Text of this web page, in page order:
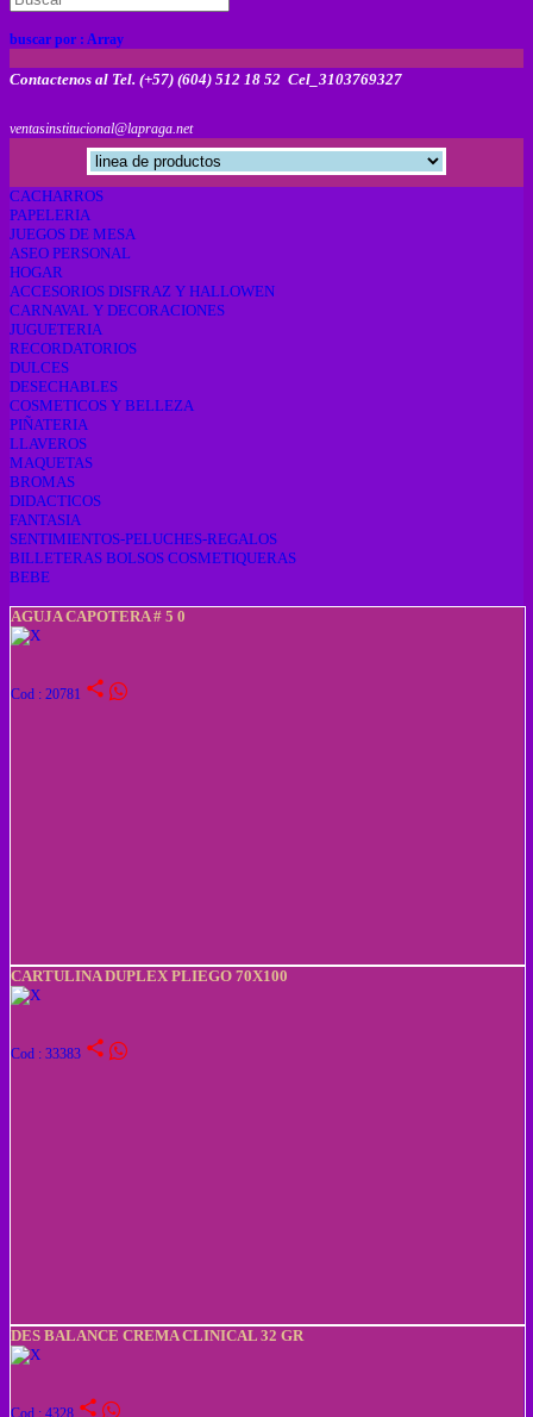
buscar por : Array
Contactenos al Tel. (+57) (604) 512 18 52 Cel_3103769327
ventasinstitucional@lapraga.net
CACHARROS
PAPELERIA
JUEGOS DE MESA
ASEO PERSONAL
HOGAR
ACCESORIOS DISFRAZ Y HALLOWEN
CARNAVAL Y DECORACIONES
JUGUETERIA
RECORDATORIOS
DULCES
DESECHABLES
COSMETICOS Y BELLEZA
PIÑATERIA
LLAVEROS
MAQUETAS
BROMAS
DIDACTICOS
FANTASIA
SENTIMIENTOS-PELUCHES-REGALOS
BILLETERAS BOLSOS COSMETIQUERAS
BEBE
AGUJA CAPOTERA # 5 0
Cod : 20781 share
CARTULINA DUPLEX PLIEGO 70X100
Cod : 33383 share
DES BALANCE CREMA CLINICAL 32 GR
Cod : 4328 share